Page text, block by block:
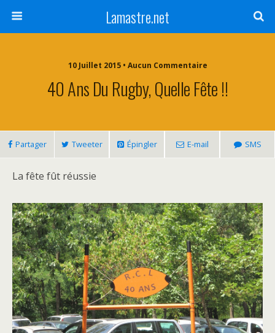
Lamastre.net
10 Juillet 2015 • Aucun Commentaire
40 Ans Du Rugby, Quelle Fête !!
Partager Tweeter Épingler E-mail SMS
La fête fût réussie